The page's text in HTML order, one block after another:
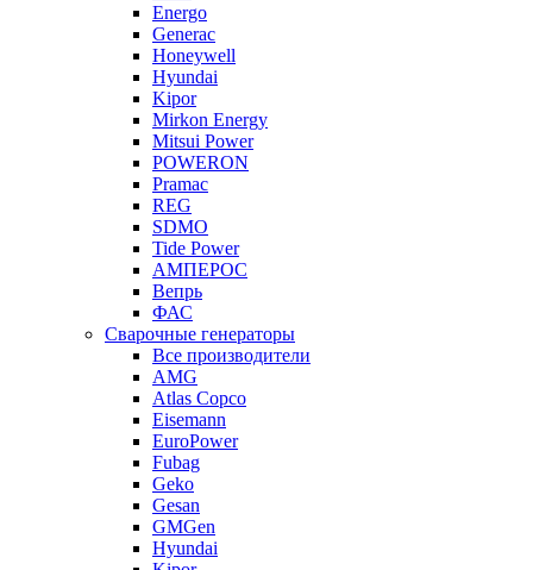
Energo
Generac
Honeywell
Hyundai
Kipor
Mirkon Energy
Mitsui Power
POWERON
Pramac
REG
SDMO
Tide Power
АМПЕРОС
Вепрь
ФАС
Сварочные генераторы
Все производители
AMG
Atlas Copco
Eisemann
EuroPower
Fubag
Geko
Gesan
GMGen
Hyundai